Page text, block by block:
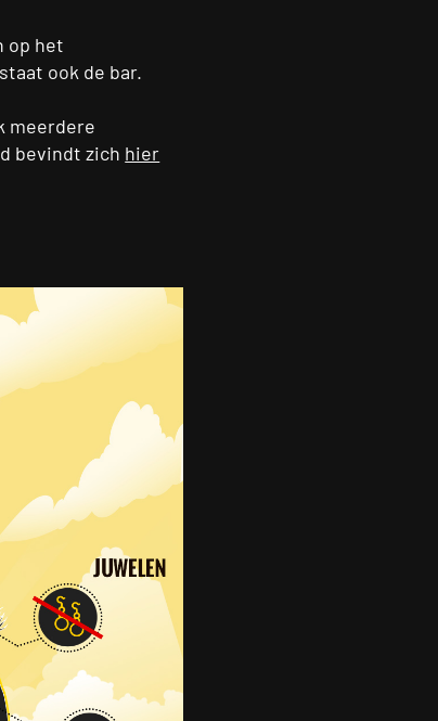
op het
ook de bar.
meerdere
bevindt zich hier